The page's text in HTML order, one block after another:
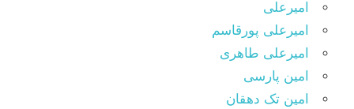
امیرعلی
امیرعلی پورقاسم
امیرعلی طاهری
امین پارسی
امین تک دهقان